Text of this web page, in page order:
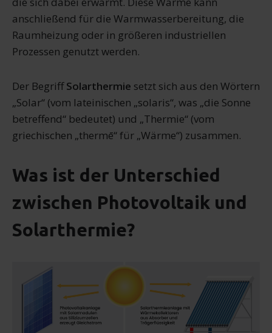
anschließend für die Warmwasserbereitung, die
Raumheizung oder in größeren industriellen
Prozessen genutzt werden.
Der BegriffSolarthermie setzt sich aus den Wörtern
„Solar“ (vom lateinischen „solaris“, was „die Sonne
betreffend“ bedeutet) und „Thermie“ (vom
griechischen „thermē“ für „Wärme“) zusammen.
Was ist der Unterschied
zwischen Photovoltaik und
Solarthermie?